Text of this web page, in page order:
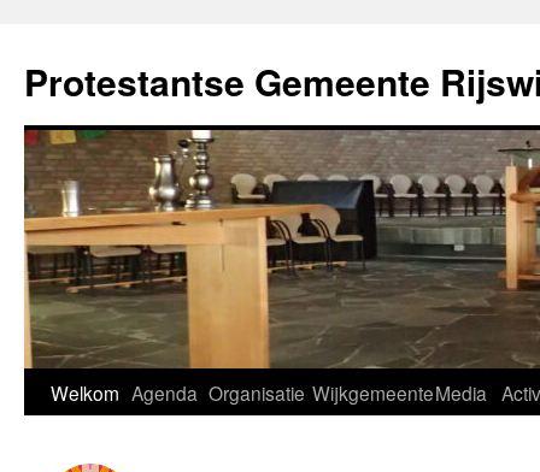
de
inhoud
Protestantse Gemeente
Welkom Agenda Organisatie WijkgemeenteMedia